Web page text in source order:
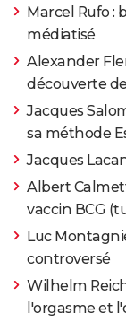
Marcel Rufo
médiatisé
Alexander
découverte
Jacques
sa méthode
Jacques
Albert
vaccin BCG
Luc
controversé
Wilhelm
l'orgasme et